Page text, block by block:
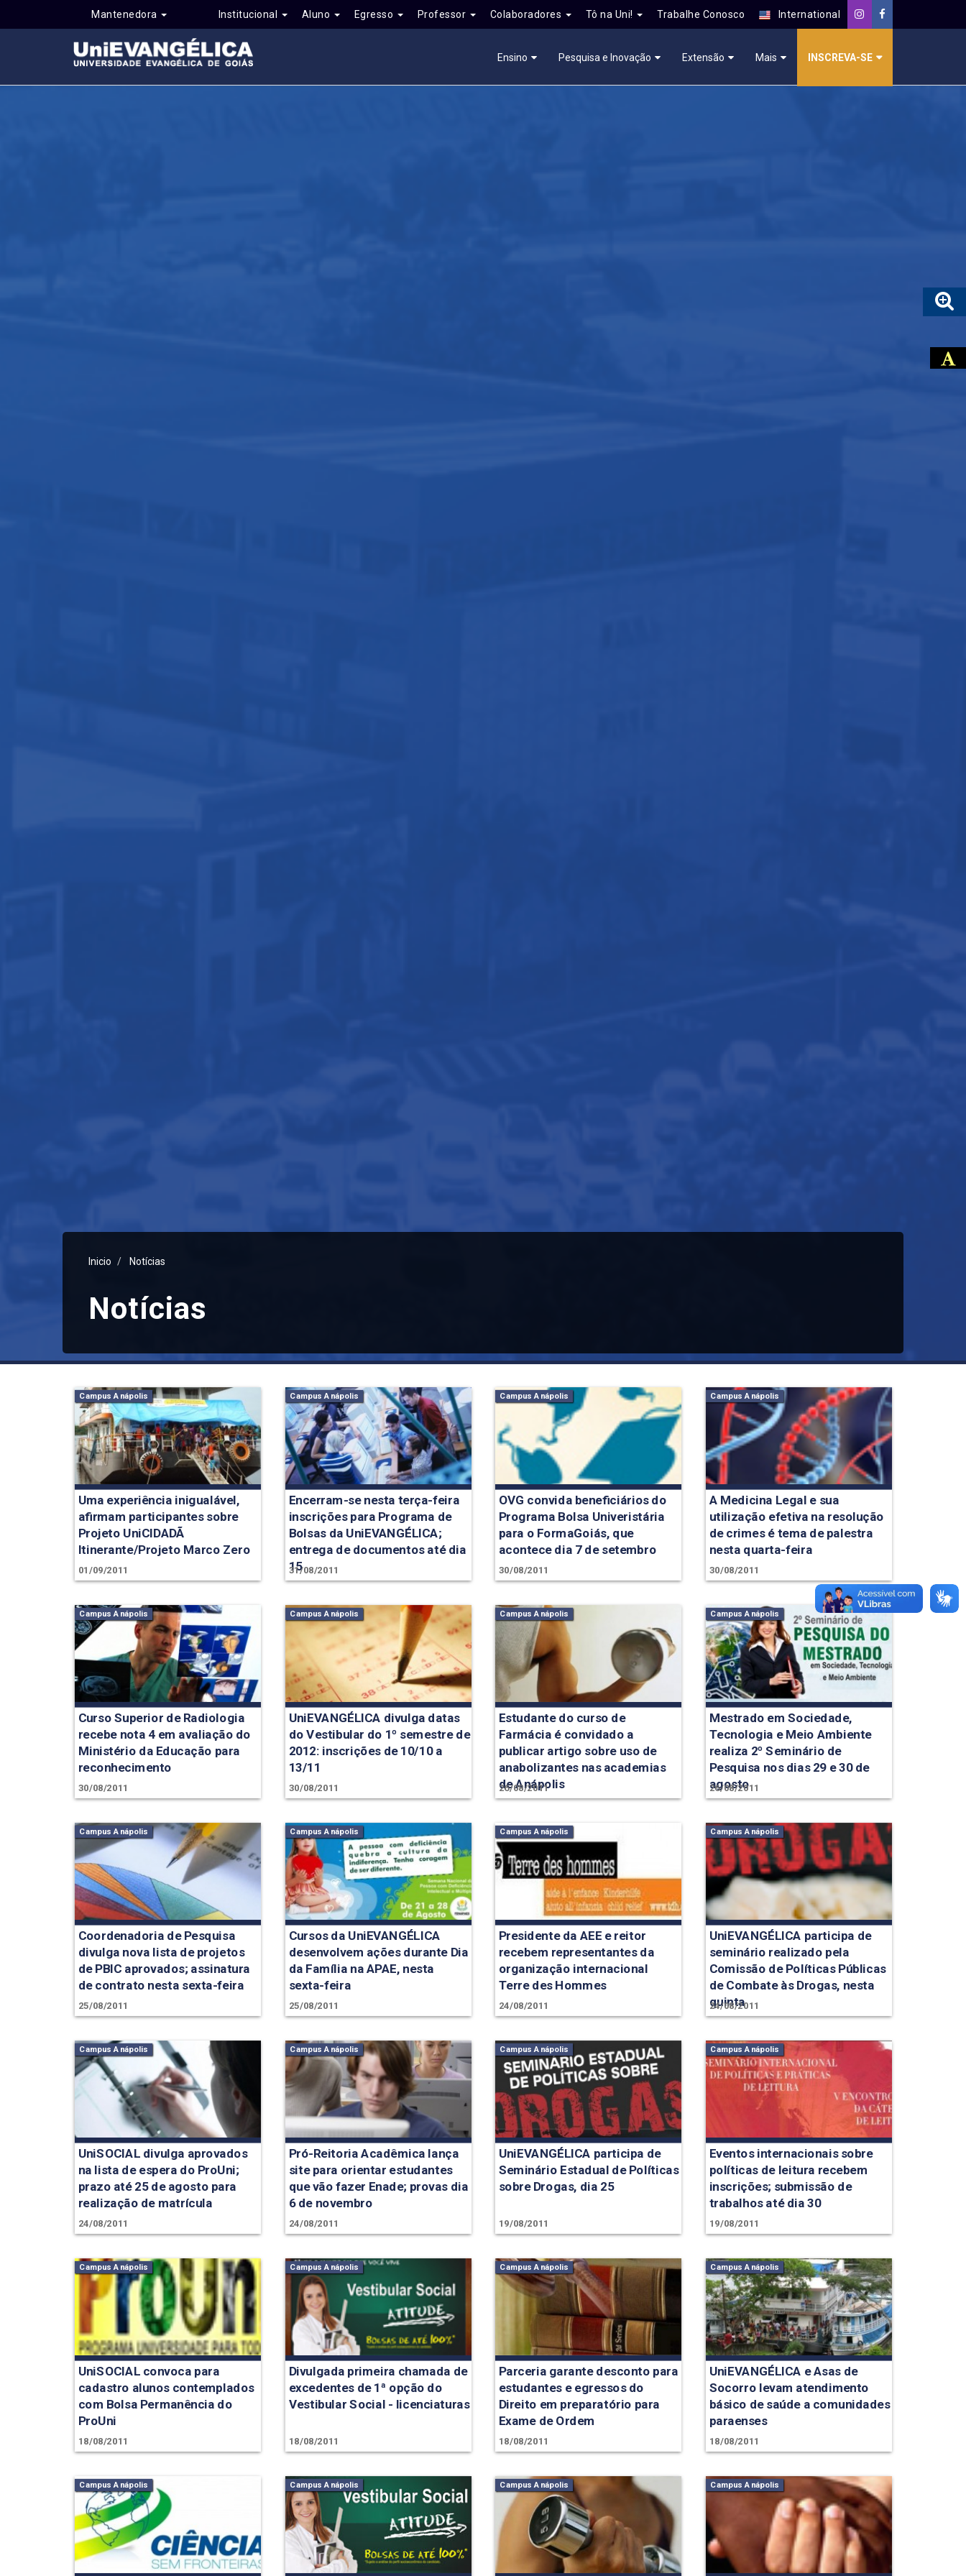
Mantenedora Institucional Aluno Egresso Professor Colaboradores Tô na Uni! Trabalhe Conosco International
Ensino Pesquisa e Inovação Extensão Mais INSCREVA-SE
Inicio Notícias
Notícias
Campus Anápolis
Uma experiência inigualável,
afirmam participantes sobre
Projeto UniCIDADÃ
Itinerante/Projeto Marco Zero
01/09/2011
Campus Anápolis
Encerram-se nesta terça-feira
inscrições para Programa de
Bolsas da UniEVANGÉLICA;
entrega de documentos até dia
15
31/08/2011
Campus Anápolis
OVG convida beneficiários do
Programa Bolsa Univeristária
para o FormaGoiás, que
acontece dia 7 de setembro
30/08/2011
Campus Anápolis
A Medicina Legal e sua
utilização efetiva na resolução
de crimes é tema de palestra
nesta quarta-feira
30/08/2011
Campus Anápolis
Curso Superior de Radiologia
recebe nota 4 em avaliação do
Ministério da Educação para
reconhecimento
30/08/2011
Campus Anápolis
UniEVANGÉLICA divulga datas
do Vestibular do 1º semestre de
2012: inscrições de 10/10 a
13/11
30/08/2011
Campus Anápolis
Estudante do curso de
Farmácia é convidado a
publicar artigo sobre uso de
anabolizantes nas academias
de Anápolis
26/08/2011
Campus Anápolis
Mestrado em Sociedade,
Tecnologia e Meio Ambiente
realiza 2º Seminário de
Pesquisa nos dias 29 e 30 de
agosto
26/08/2011
Campus Anápolis
Coordenadoria de Pesquisa
divulga nova lista de projetos
de PBIC aprovados; assinatura
de contrato nesta sexta-feira
25/08/2011
Campus Anápolis
Cursos da UniEVANGÉLICA
desenvolvem ações durante Dia
da Família na APAE, nesta
sexta-feira
25/08/2011
Campus Anápolis
Presidente da AEE e reitor
recebem representantes da
organização internacional
Terre des Hommes
24/08/2011
Campus Anápolis
UniEVANGÉLICA participa de
seminário realizado pela
Comissão de Políticas Públicas
de Combate às Drogas, nesta
quinta
24/08/2011
Campus Anápolis
UniSOCIAL divulga aprovados
na lista de espera do ProUni;
prazo até 25 de agosto para
realização de matrícula
24/08/2011
Campus Anápolis
Pró-Reitoria Acadêmica lança
site para orientar estudantes
que vão fazer Enade; provas dia
6 de novembro
24/08/2011
Campus Anápolis
UniEVANGÉLICA participa de
Seminário Estadual de Políticas
sobre Drogas, dia 25
19/08/2011
Campus Anápolis
Eventos internacionais sobre
políticas de leitura recebem
inscrições; submissão de
trabalhos até dia 30
19/08/2011
Campus Anápolis
UniSOCIAL convoca para
cadastro alunos contemplados
com Bolsa Permanência do
ProUni
18/08/2011
Campus Anápolis
Divulgada primeira chamada de
excedentes de 1ª opção do
Vestibular Social - licenciaturas
18/08/2011
Campus Anápolis
Parceria garante desconto para
estudantes e egressos do
Direito em preparatório para
Exame de Ordem
18/08/2011
Campus Anápolis
UniEVANGÉLICA e Asas de
Socorro levam atendimento
básico de saúde a comunidades
paraenses
18/08/2011
Campus Anápolis Campus Anápolis Campus Anápolis Campus Anápolis